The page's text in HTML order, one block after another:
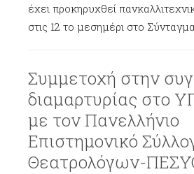
έχει προκηρυχθεί
στις 12 το μεσημέρι στο
Συμμετοχή στην
διαμαρτυρίας στο
με τον Πανελλήνιο
Επιστημονικό
Θεατρολόγων-